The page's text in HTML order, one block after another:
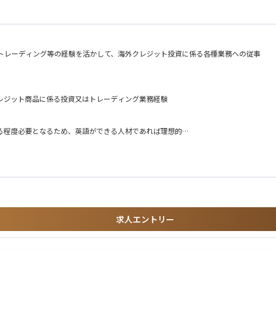
グ・分析
益性分析
ング分析
ィングチームとの商品戦略・ガイドラインに関する連携
ック）
届出書類作成を厭わない実行力
の成長意欲
心
働できる方
ーディング等の経験を活かして、海外クレジット投資に係る各種業務への従事
ット商品に係る投資又はトレーディング業務経験
度必要となるため、英語ができる人材であれば理想的
求人エントリー